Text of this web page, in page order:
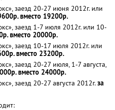
заезд 20-27 июня 2012г. или
вместо 19200р.
заезд 1-7 июля 2012г. или 10-
вместо 20000р.
заезд 10-17 июля 2012г. или
вместо 23200р.
заезд 20-27 июля, 1-7 августа,
вместо 24000р.
заезд 20-27 августа 2012г.за